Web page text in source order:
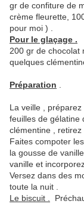
gr de confiture de
crème fleurette,
pour moi ) .
Pour le glaçage .
200 gr de chocolat
quelques
Préparation
La veille ,
feuilles de gélatine
clémentine , retirez
Faites compoter
la gousse de
vanille et
Versez dans des
toute la nuit .
Le biscuit .